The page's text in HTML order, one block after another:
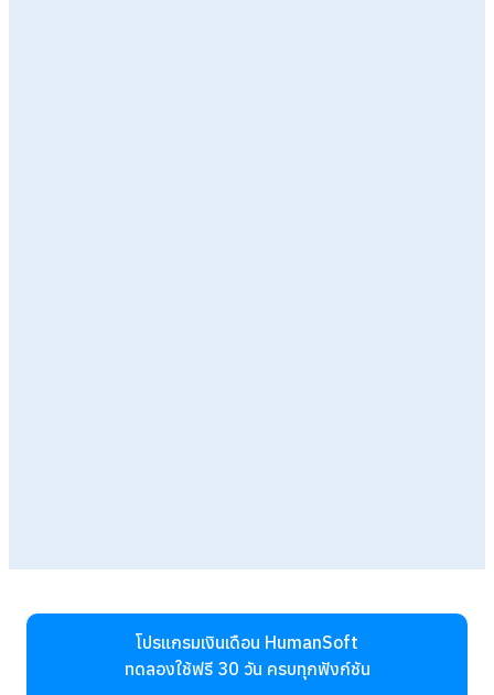
โปรแกรมเงินเดือน HumanSoft
ทดลองใช้ฟรี 30 วัน ครบทุกฟังก์ชัน